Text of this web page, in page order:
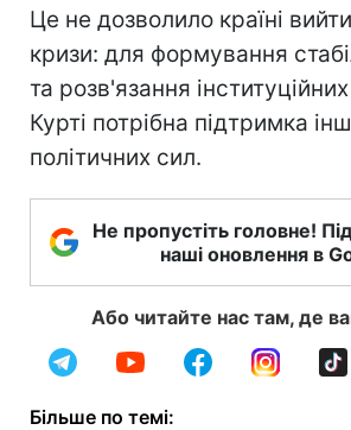
Це не дозволило країні
кризи: для формування
та розв'язання
Курті потрібна підтримка
політичних сил.
Не пропустіть головне!
наші оновлення в
Або читайте нас там, де
Більше по темі: